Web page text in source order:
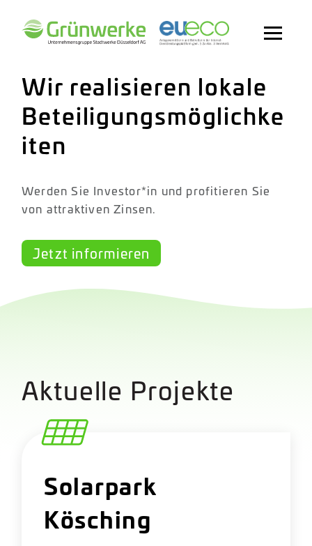
Wir realisieren lokale
Beteiligungsmöglichke
iten
Werden Sie Investor*in und profitieren Sie
von attraktiven Zinsen.
Jetzt informieren
Aktuelle Projekte
Solarpark
Kösching